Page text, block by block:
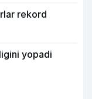
rekord
yopadi